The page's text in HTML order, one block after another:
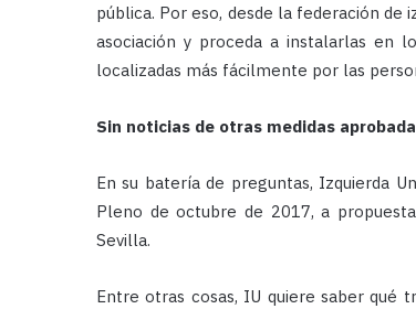
pública. Por eso, desde la federación de
asociación y proceda a instalarlas en
localizadas más fácilmente por las
Sin noticias de otras medidas
En su batería de preguntas, Izquierda
Pleno de octubre de 2017, a
Sevilla.
Entre otras cosas, IU quiere saber qué